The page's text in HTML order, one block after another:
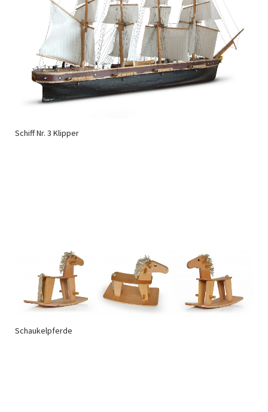
Schiff Nr. 3 Klipper
Schaukelpferde